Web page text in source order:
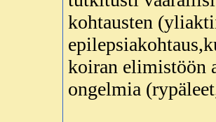
kohtausten
koiran elimistöön
ongelmia